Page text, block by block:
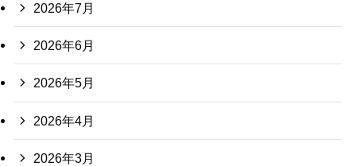
2026年7月
2026年6月
2026年5月
2026年4月
2026年3月